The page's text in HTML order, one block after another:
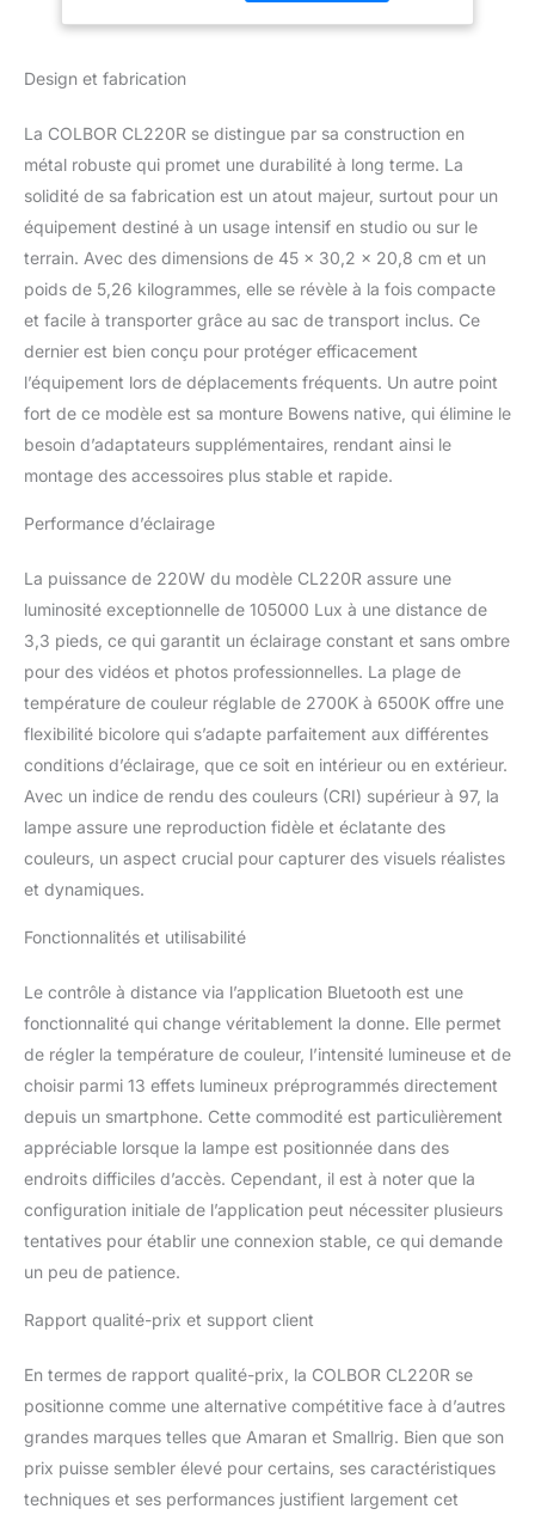
créant votre propre
palette unique. Présente
des températures de
à 6500K) et une
classification CRI/TLCI
de 97+ pour une
reproduction
chromatique précise.
【Équilibre M/G pour une
correction de couleur
délicate】La CL220R est
une des lumières de
studio LED RGB qui
améliore votre travail en
(Magenta/Vert). Ya sea
capturando tonos de piel
humana, joyas, comida
ou telas vibrantes, cette
fonction permet un
blancs et une correction
de couleur, en resaltando
los verdaderos colores y
texturas de los sujetsos
sélection de couleur】 La
CL220R, combinée avec
Studio, offre une solution
d'éclairage créative et
efficace pour les produits
commerciaux, les fonds
de chaînes de YouTube,
etc. La couleur permet
une combinaison facile
avec la vie réelle.
couleurs, vous trouverez
le mode HSI et la palette
de couleurs avec des
【13 effets de lumière
apparence
cinématographique】
Avec 13 effets d'éclairage
préestifiables qui incluent
feu, flamme, persécution
CCT, pulsation, balise,
Design et fabrication
La COLBOR CL220R se distingue par sa construction en
métal robuste qui promet une durabilité à long terme. La
solidité de sa fabrication est un atout majeur, surtout pour un
équipement destiné à un usage intensif en studio ou sur le
terrain. Avec des dimensions de 45 x 30,2 x 20,8 cm et un
poids de 5,26 kilogrammes, elle se révèle à la fois compacte
et facile à transporter grâce au sac de transport inclus. Ce
dernier est bien conçu pour protéger efficacement
l’équipement lors de déplacements fréquents. Un autre point
fort de ce modèle est sa monture Bowens native, qui élimine le
besoin d’adaptateurs supplémentaires, rendant ainsi le
montage des accessoires plus stable et rapide.
Performance d’éclairage
La puissance de 220W du modèle CL220R assure une
luminosité exceptionnelle de 105000 Lux à une distance de
3,3 pieds, ce qui garantit un éclairage constant et sans ombre
pour des vidéos et photos professionnelles. La plage de
température de couleur réglable de 2700K à 6500K offre une
flexibilité bicolore qui s’adapte parfaitement aux différentes
conditions d’éclairage, que ce soit en intérieur ou en extérieur.
Avec un indice de rendu des couleurs (CRI) supérieur à 97, la
lampe assure une reproduction fidèle et éclatante des
couleurs, un aspect crucial pour capturer des visuels réalistes
et dynamiques.
Fonctionnalités et utilisabilité
Le contrôle à distance via l’application Bluetooth est une
fonctionnalité qui change véritablement la donne. Elle permet
de régler la température de couleur, l’intensité lumineuse et de
choisir parmi 13 effets lumineux préprogrammés directement
depuis un smartphone. Cette commodité est particulièrement
appréciable lorsque la lampe est positionnée dans des
endroits difficiles d’accès. Cependant, il est à noter que la
configuration initiale de l’application peut nécessiter plusieurs
tentatives pour établir une connexion stable, ce qui demande
un peu de patience.
Rapport qualité-prix et support client
En termes de rapport qualité-prix, la COLBOR CL220R se
positionne comme une alternative compétitive face à d’autres
grandes marques telles que Amaran et Smallrig. Bien que son
prix puisse sembler élevé pour certains, ses caractéristiques
techniques et ses performances justifient largement cet